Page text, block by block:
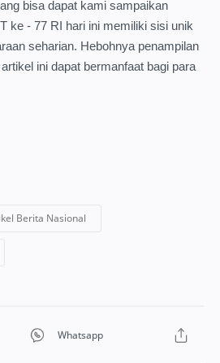
bisa dapat kami sampaikan
ke - 77 RI hari ini memiliki sisi unik
seharian. Hebohnya penampilan
ini dapat bermanfaat bagi para